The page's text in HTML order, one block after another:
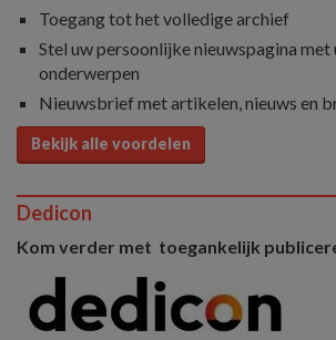
Toegang tot het volledige archief
Stel uw persoonlijke nieuwspagina
onderwerpen
Nieuwsbrief met artikelen, nieuws en
Bekijk alle voordelen
Dedicon
Kom verder met toegankelijk